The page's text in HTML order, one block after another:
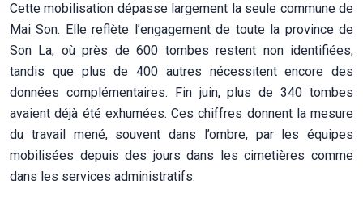
Cette mobilisation dépasse largement la seule commune de
Mai Son. Elle reflète l’engagement de toute la province de
Son La, où près de 600 tombes restent non identifiées,
tandis que plus de 400 autres nécessitent encore des
données complémentaires. Fin juin, plus de 340 tombes
avaient déjà été exhumées. Ces chiffres donnent la mesure
du travail mené, souvent dans l’ombre, par les équipes
mobilisées depuis des jours dans les cimetières comme
dans les services administratifs.